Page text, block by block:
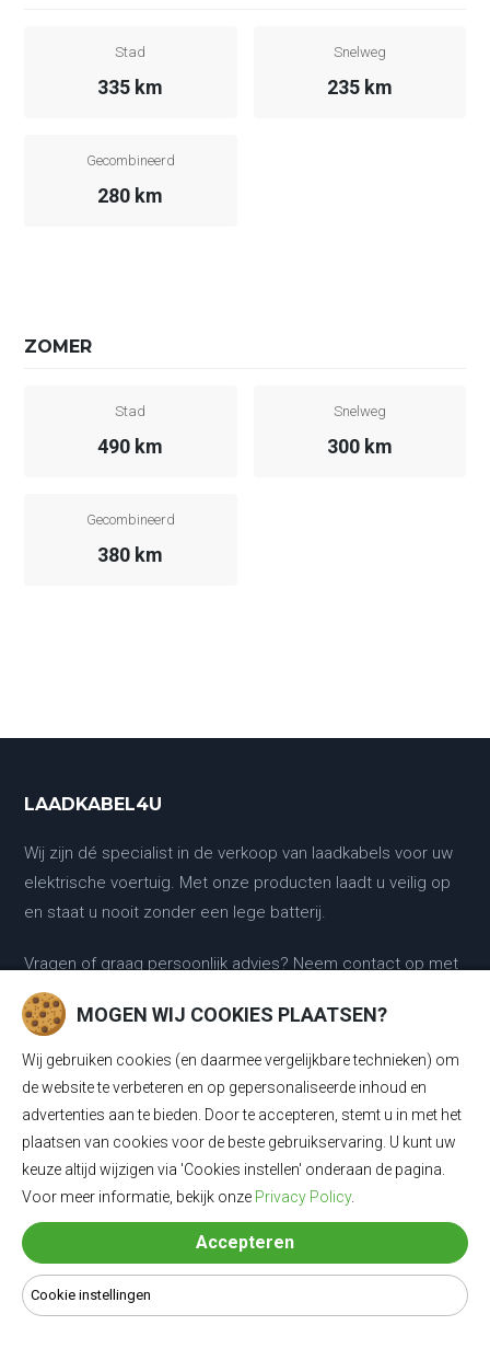
Stad
335 km
Snelweg
235 km
Gecombineerd
280 km
ZOMER
Stad
490 km
Snelweg
300 km
Gecombineerd
380 km
LAADKABEL4U
Wij zijn dé specialist in de verkoop van laadkabels voor uw
elektrische voertuig. Met onze producten laadt u veilig op
en staat u nooit zonder een lege batterij.
Vragen of graag persoonlijk advies? Neem contact op met
onze laadkabel experts :
KLANTENSERVICE
Klantenservice
Retour & ruilen
Garantie
MOGEN WIJ COOKIES PLAATSEN?
Wij gebruiken cookies (en daarmee vergelijkbare technieken) om
de website te verbeteren en op gepersonaliseerde inhoud en
advertenties aan te bieden. Door te accepteren, stemt u in met het
plaatsen van cookies voor de beste gebruikservaring. U kunt uw
keuze altijd wijzigen via 'Cookies instellen' onderaan de pagina.
Voor meer informatie, bekijk onze Privacy Policy.
Accepteren
Cookie instellingen